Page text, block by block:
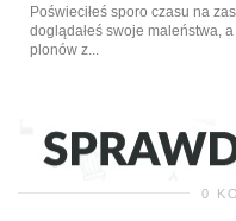
Poświeciłeś sporo czasu na
doglądałeś swoje maleństwa,
plonów z...
0